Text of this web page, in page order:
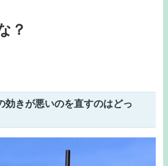
？
効きが悪いのを直すのはどっ